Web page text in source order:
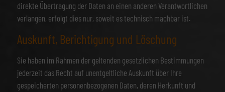
direkte Übertragung der Daten an einen anderen Verantwortlichen
verlangen, erfolgt dies nur, soweit es technisch machbar ist.
Auskunft, Berichtigung und Löschung
Sie haben im Rahmen der geltenden gesetzlichen Bestimmungen
jederzeit das Recht auf unentgeltliche Auskunft über Ihre
gespeicherten personenbezogenen Daten, deren Herkunft und